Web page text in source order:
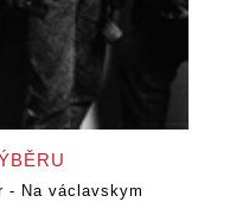
- Na václavskym